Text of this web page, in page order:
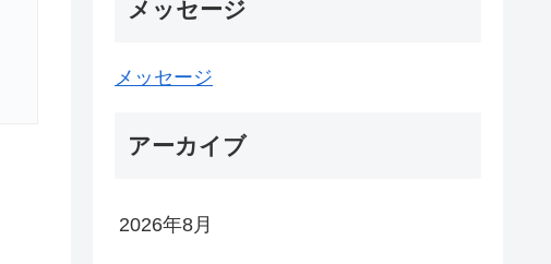
メッセージ
メッセージ
アーカイブ
2026年8月